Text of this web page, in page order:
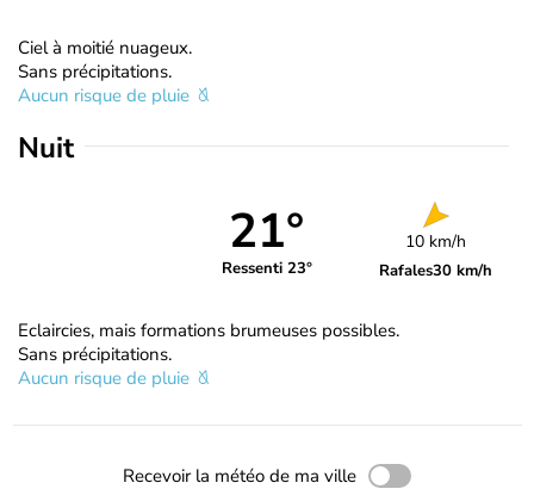
Ciel à moitié nuageux.
Sans précipitations.
Aucun risque de pluie
Nuit
21°
Ressenti 23°
10 km/h
Rafales30 km/h
Eclaircies, mais formations brumeuses possibles.
Sans précipitations.
Aucun risque de pluie
Recevoir la météo de ma ville